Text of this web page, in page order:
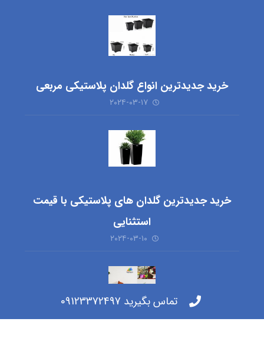
خرید جدیدترین انواع گلدان پلاستیکی مربعی
۲۰۲۴-۰۳-۱۷
خرید جدیدترین گلدان های پلاستیکی با قیمت
استثنایی
۲۰۲۴-۰۳-۱۰
تماس بگیرید 09123372497